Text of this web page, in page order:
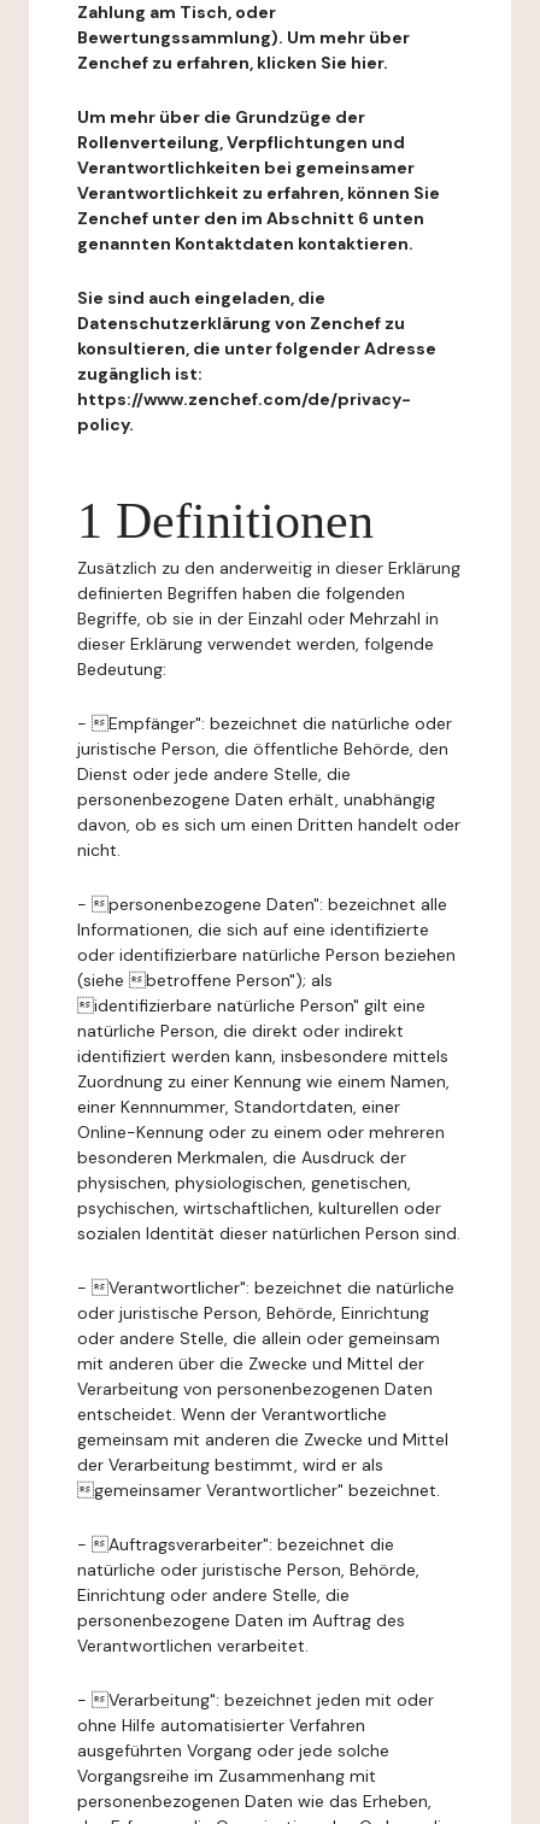
Zahlung am Tisch, oder
Bewertungssammlung). Um mehr über
Zenchef zu erfahren, klicken Sie hier.
Um mehr über die Grundzüge der
Rollenverteilung, Verpflichtungen und
Verantwortlichkeiten bei gemeinsamer
Verantwortlichkeit zu erfahren, können Sie
Zenchef unter den im Abschnitt 6 unten
genannten Kontaktdaten kontaktieren.
Sie sind auch eingeladen, die
Datenschutzerklärung von Zenchef zu
konsultieren, die unter folgender Adresse
zugänglich ist:
https://www.zenchef.com/de/privacy-
policy.
1 Definitionen
Zusätzlich zu den anderweitig in dieser Erklärung
definierten Begriffen haben die folgenden
Begriffe, ob sie in der Einzahl oder Mehrzahl in
dieser Erklärung verwendet werden, folgende
Bedeutung:
- Empfänger": bezeichnet die natürliche oder
juristische Person, die öffentliche Behörde, den
Dienst oder jede andere Stelle, die
personenbezogene Daten erhält, unabhängig
davon, ob es sich um einen Dritten handelt oder
nicht.
- personenbezogene Daten": bezeichnet alle
Informationen, die sich auf eine identifizierte
oder identifizierbare natürliche Person beziehen
(siehe betroffene Person"); als
identifizierbare natürliche Person" gilt eine
natürliche Person, die direkt oder indirekt
identifiziert werden kann, insbesondere mittels
Zuordnung zu einer Kennung wie einem Namen,
einer Kennnummer, Standortdaten, einer
Online-Kennung oder zu einem oder mehreren
besonderen Merkmalen, die Ausdruck der
physischen, physiologischen, genetischen,
psychischen, wirtschaftlichen, kulturellen oder
sozialen Identität dieser natürlichen Person sind.
- Verantwortlicher": bezeichnet die natürliche
oder juristische Person, Behörde, Einrichtung
oder andere Stelle, die allein oder gemeinsam
mit anderen über die Zwecke und Mittel der
Verarbeitung von personenbezogenen Daten
entscheidet. Wenn der Verantwortliche
gemeinsam mit anderen die Zwecke und Mittel
der Verarbeitung bestimmt, wird er als
gemeinsamer Verantwortlicher" bezeichnet.
- Auftragsverarbeiter": bezeichnet die
natürliche oder juristische Person, Behörde,
Einrichtung oder andere Stelle, die
personenbezogene Daten im Auftrag des
Verantwortlichen verarbeitet.
- Verarbeitung": bezeichnet jeden mit oder
ohne Hilfe automatisierter Verfahren
ausgeführten Vorgang oder jede solche
Vorgangsreihe im Zusammenhang mit
personenbezogenen Daten wie das Erheben,